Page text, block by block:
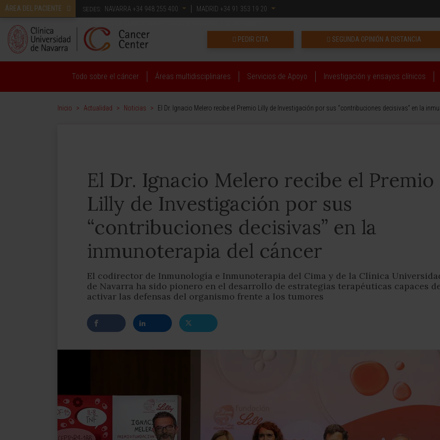
ÁREA DEL PACIENTE SEDES: NAVARRA +34 948 255 400 MADRID +34 91 353 19 20
SEGUNDA OPINIÓN A DISTANCIA
PEDIR CITA
Todo sobre el cáncer Áreas multidisciplinares Servicios de Apoyo Investigación y ensayos clínicos
Inicio > Actualidad > Noticias > El Dr. Ignacio Melero recibe el Premio Lilly de Investigación por sus “contribuciones decisivas” en la
El Dr. Ignacio Melero recibe el Premio
Lilly de Investigación por sus
“contribuciones decisivas” en la
inmunoterapia del cáncer
El codirector de Inmunología e Inmunoterapia del Cima y de la Clínica
de Navarra ha sido pionero en el desarrollo de estrategias terapéuticas capaces
activar las defensas del organismo frente a los tumores